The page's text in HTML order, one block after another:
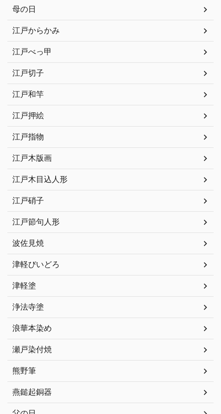
母の日
江戸からかみ
江戸べっ甲
江戸切子
江戸和竿
江戸押絵
江戸指物
江戸木版画
江戸木目込人形
江戸硝子
江戸節句人形
波佐見焼
津軽びいどろ
津軽塗
浄法寺塗
浪華本染め
瀬戸染付焼
熊野筆
燕鎚起銅器